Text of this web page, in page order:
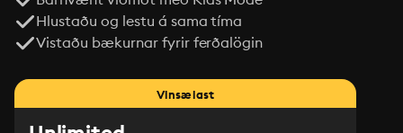
Hlustaðu og lestu á sama tíma
Vistaðu bækurnar fyrir ferðalögin
Vinsælast